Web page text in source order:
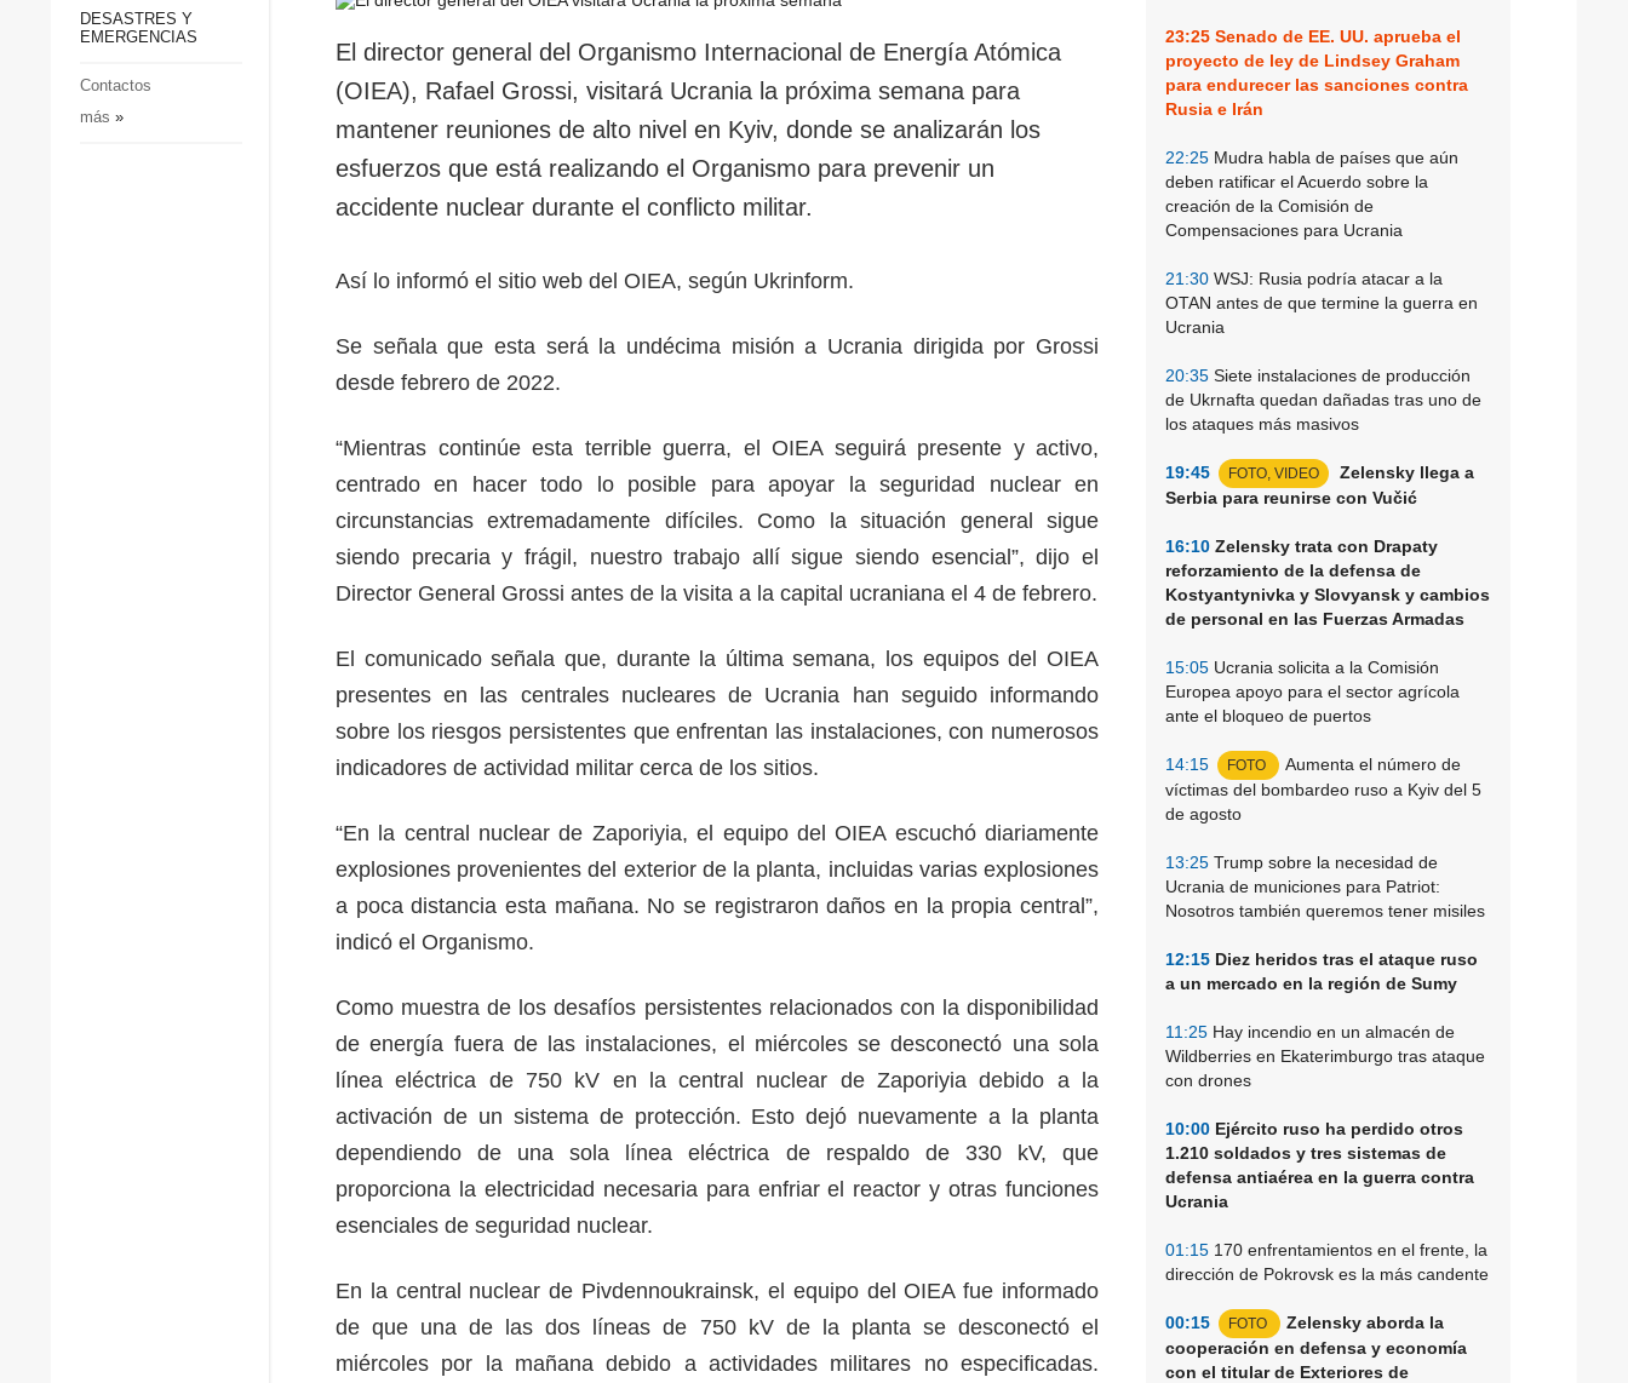
Sociedad y Cultura
Desastres y emergencias
DESASTRES Y
EMERGENCIAS
Contactos
más »
23:25 Senado de EE. UU. aprueba el
proyecto de ley de Lindsey Graham
para endurecer las sanciones contra
Rusia e Irán
22:25 Mudra habla de países que aún
deben ratificar el Acuerdo sobre la
creación de la Comisión de
Compensaciones para Ucrania
21:30 WSJ: Rusia podría atacar a la
OTAN antes de que termine la guerra en
Ucrania
20:35 Siete instalaciones de producción
de Ukrnafta quedan dañadas tras uno de
los ataques más masivos
19:45 FOTO, VIDEO
Zelensky llega a
Serbia para reunirse con Vučić
16:10 Zelensky trata con Drapaty
reforzamiento de la defensa de
Kostyantynivka y Slovyansk y cambios
de personal en las Fuerzas Armadas
15:05 Ucrania solicita a la Comisión
Europea apoyo para el sector agrícola
ante el bloqueo de puertos
14:15 FOTO
Aumenta el número de
víctimas del bombardeo ruso a Kyiv del 5
de agosto
13:25 Trump sobre la necesidad de
Ucrania de municiones para Patriot:
Nosotros también queremos tener misiles
12:15 Diez heridos tras el ataque ruso
a un mercado en la región de Sumy
11:25 Hay incendio en un almacén de
Wildberries en Ekaterimburgo tras ataque
con drones
10:00 Ejército ruso ha perdido otros
1.210 soldados y tres sistemas de
defensa antiaérea en la guerra contra
Ucrania
01:15 170 enfrentamientos en el frente, la
dirección de Pokrovsk es la más candente
00:15 FOTO
Zelensky aborda la
cooperación en defensa y economía
con el titular de Exteriores de
El director general del Organismo Internacional de Energía Atómica
(OIEA), Rafael Grossi, visitará Ucrania la próxima semana para
mantener reuniones de alto nivel en Kyiv, donde se analizarán los
esfuerzos que está realizando el Organismo para prevenir un
accidente nuclear durante el conflicto militar.
Así lo informó el sitio web del OIEA, según Ukrinform.
Se señala que esta será la undécima misión a Ucrania dirigida por Grossi
desde febrero de 2022.
“Mientras continúe esta terrible guerra, el OIEA seguirá presente y activo,
centrado en hacer todo lo posible para apoyar la seguridad nuclear en
circunstancias extremadamente difíciles. Como la situación general sigue
siendo precaria y frágil, nuestro trabajo allí sigue siendo esencial”, dijo el
Director General Grossi antes de la visita a la capital ucraniana el 4 de febrero.
El comunicado señala que, durante la última semana, los equipos del OIEA
presentes en las centrales nucleares de Ucrania han seguido informando
sobre los riesgos persistentes que enfrentan las instalaciones, con numerosos
indicadores de actividad militar cerca de los sitios.
“En la central nuclear de Zaporiyia, el equipo del OIEA escuchó diariamente
explosiones provenientes del exterior de la planta, incluidas varias explosiones
a poca distancia esta mañana. No se registraron daños en la propia central”,
indicó el Organismo.
Como muestra de los desafíos persistentes relacionados con la disponibilidad
de energía fuera de las instalaciones, el miércoles se desconectó una sola
línea eléctrica de 750 kV en la central nuclear de Zaporiyia debido a la
activación de un sistema de protección. Esto dejó nuevamente a la planta
dependiendo de una sola línea eléctrica de respaldo de 330 kV, que
proporciona la electricidad necesaria para enfriar el reactor y otras funciones
esenciales de seguridad nuclear.
En la central nuclear de Pivdennoukrainsk, el equipo del OIEA fue informado
de que una de las dos líneas de 750 kV de la planta se desconectó el
miércoles por la mañana debido a actividades militares no especificadas.